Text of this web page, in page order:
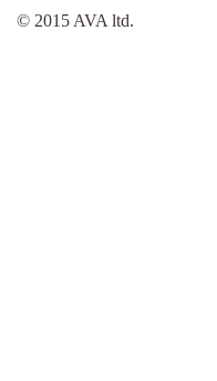
© 2015 AVA ltd.